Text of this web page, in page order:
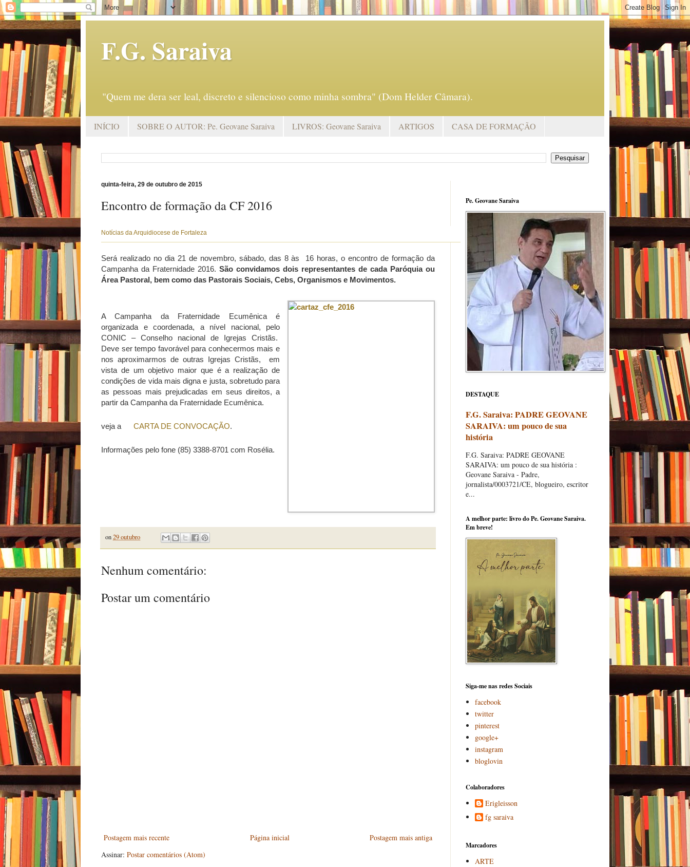
F.G. Saraiva
"Quem me dera ser leal, discreto e silencioso como minha sombra" (Dom Helder Câmara).
INÍCIO SOBRE O AUTOR: Pe. Geovane Saraiva LIVROS: Geovane Saraiva ARTIGOS CASA DE FORMAÇÃO
quinta-feira, 29 de outubro de 2015
Encontro de formação da CF 2016
Notícias da Arquidiocese de Fortaleza
Será realizado no dia 21 de novembro, sábado, das 8 às 16 horas, o encontro de formação da
Campanha da Fraternidade 2016. São convidamos dois representantes de cada Paróquia ou
Área Pastoral, bem como das Pastorais Sociais, Cebs, Organismos e Movimentos.
A Campanha da Fraternidade Ecumênica é
organizada e coordenada, a nível nacional, pelo
CONIC – Conselho nacional de Igrejas Cristãs.
Deve ser tempo favorável para conhecermos mais e
nos aproximarmos de outras Igrejas Cristãs, em
vista de um objetivo maior que é a realização de
condições de vida mais digna e justa, sobretudo para
as pessoas mais prejudicadas em seus direitos, a
partir da Campanha da Fraternidade Ecumênica.
veja a CARTA DE CONVOCAÇÃO.
Informações pelo fone (85) 3388-8701 com Rosélia.
on29 outubro
Nenhum comentário:
Postar um comentário
Postagem mais recente Postagem mais antiga
Página inicial
Assinar: Postar comentários (Atom)
Pe. Geovane Saraiva
DESTAQUE
F.G. Saraiva: PADRE GEOVANE
SARAIVA: um pouco de sua
história
F.G. Saraiva: PADRE GEOVANE
SARAIVA: um pouco de sua história :
Geovane Saraiva - Padre,
jornalista/0003721/CE, blogueiro, escritor
e...
A melhor parte: livro do Pe. Geovane Saraiva.
Em breve!
Siga-me nas redes Sociais
facebook
twitter
pinterest
google+
instagram
bloglovin
Colaboradores
Erigleisson
fg saraiva
Marcadores
ARTE